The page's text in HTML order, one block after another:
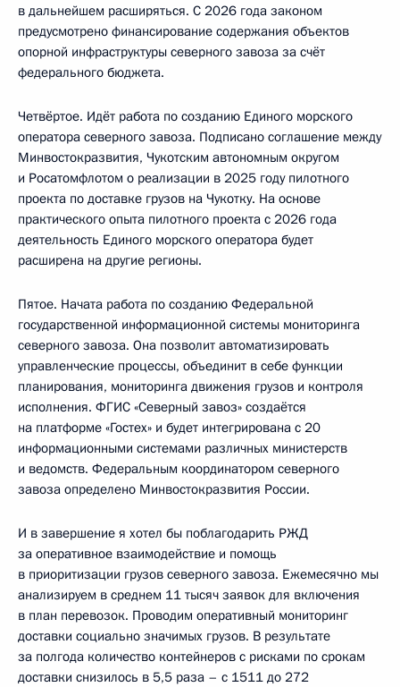
в дальнейшем расширяться. С 2026 года законом
предусмотрено финансирование содержания объектов
опорной инфраструктуры северного завоза за счёт
федерального бюджета.
Четвёртое. Идёт работа по созданию Единого морского
оператора северного завоза. Подписано соглашение между
Минвостокразвития, Чукотским автономным округом
и Росатомфлотом о реализации в 2025 году пилотного
проекта по доставке грузов на Чукотку. На основе
практического опыта пилотного проекта с 2026 года
деятельность Единого морского оператора будет
расширена на другие регионы.
Пятое. Начата работа по созданию Федеральной
государственной информационной системы мониторинга
северного завоза. Она позволит автоматизировать
управленческие процессы, объединит в себе функции
планирования, мониторинга движения грузов и контроля
исполнения. ФГИС «Северный завоз» создаётся
на платформе «Гостех» и будет интегрирована с 20
информационными системами различных министерств
и ведомств. Федеральным координатором северного
завоза определено Минвостокразвития России.
И в завершение я хотел бы поблагодарить РЖД
за оперативное взаимодействие и помощь
в приоритизации грузов северного завоза. Ежемесячно мы
анализируем в среднем 11 тысяч заявок для включения
в план перевозок. Проводим оперативный мониторинг
доставки социально значимых грузов. В результате
за полгода количество контейнеров с рисками по срокам
доставки снизилось в 5,5 раза – с 1511 до 272